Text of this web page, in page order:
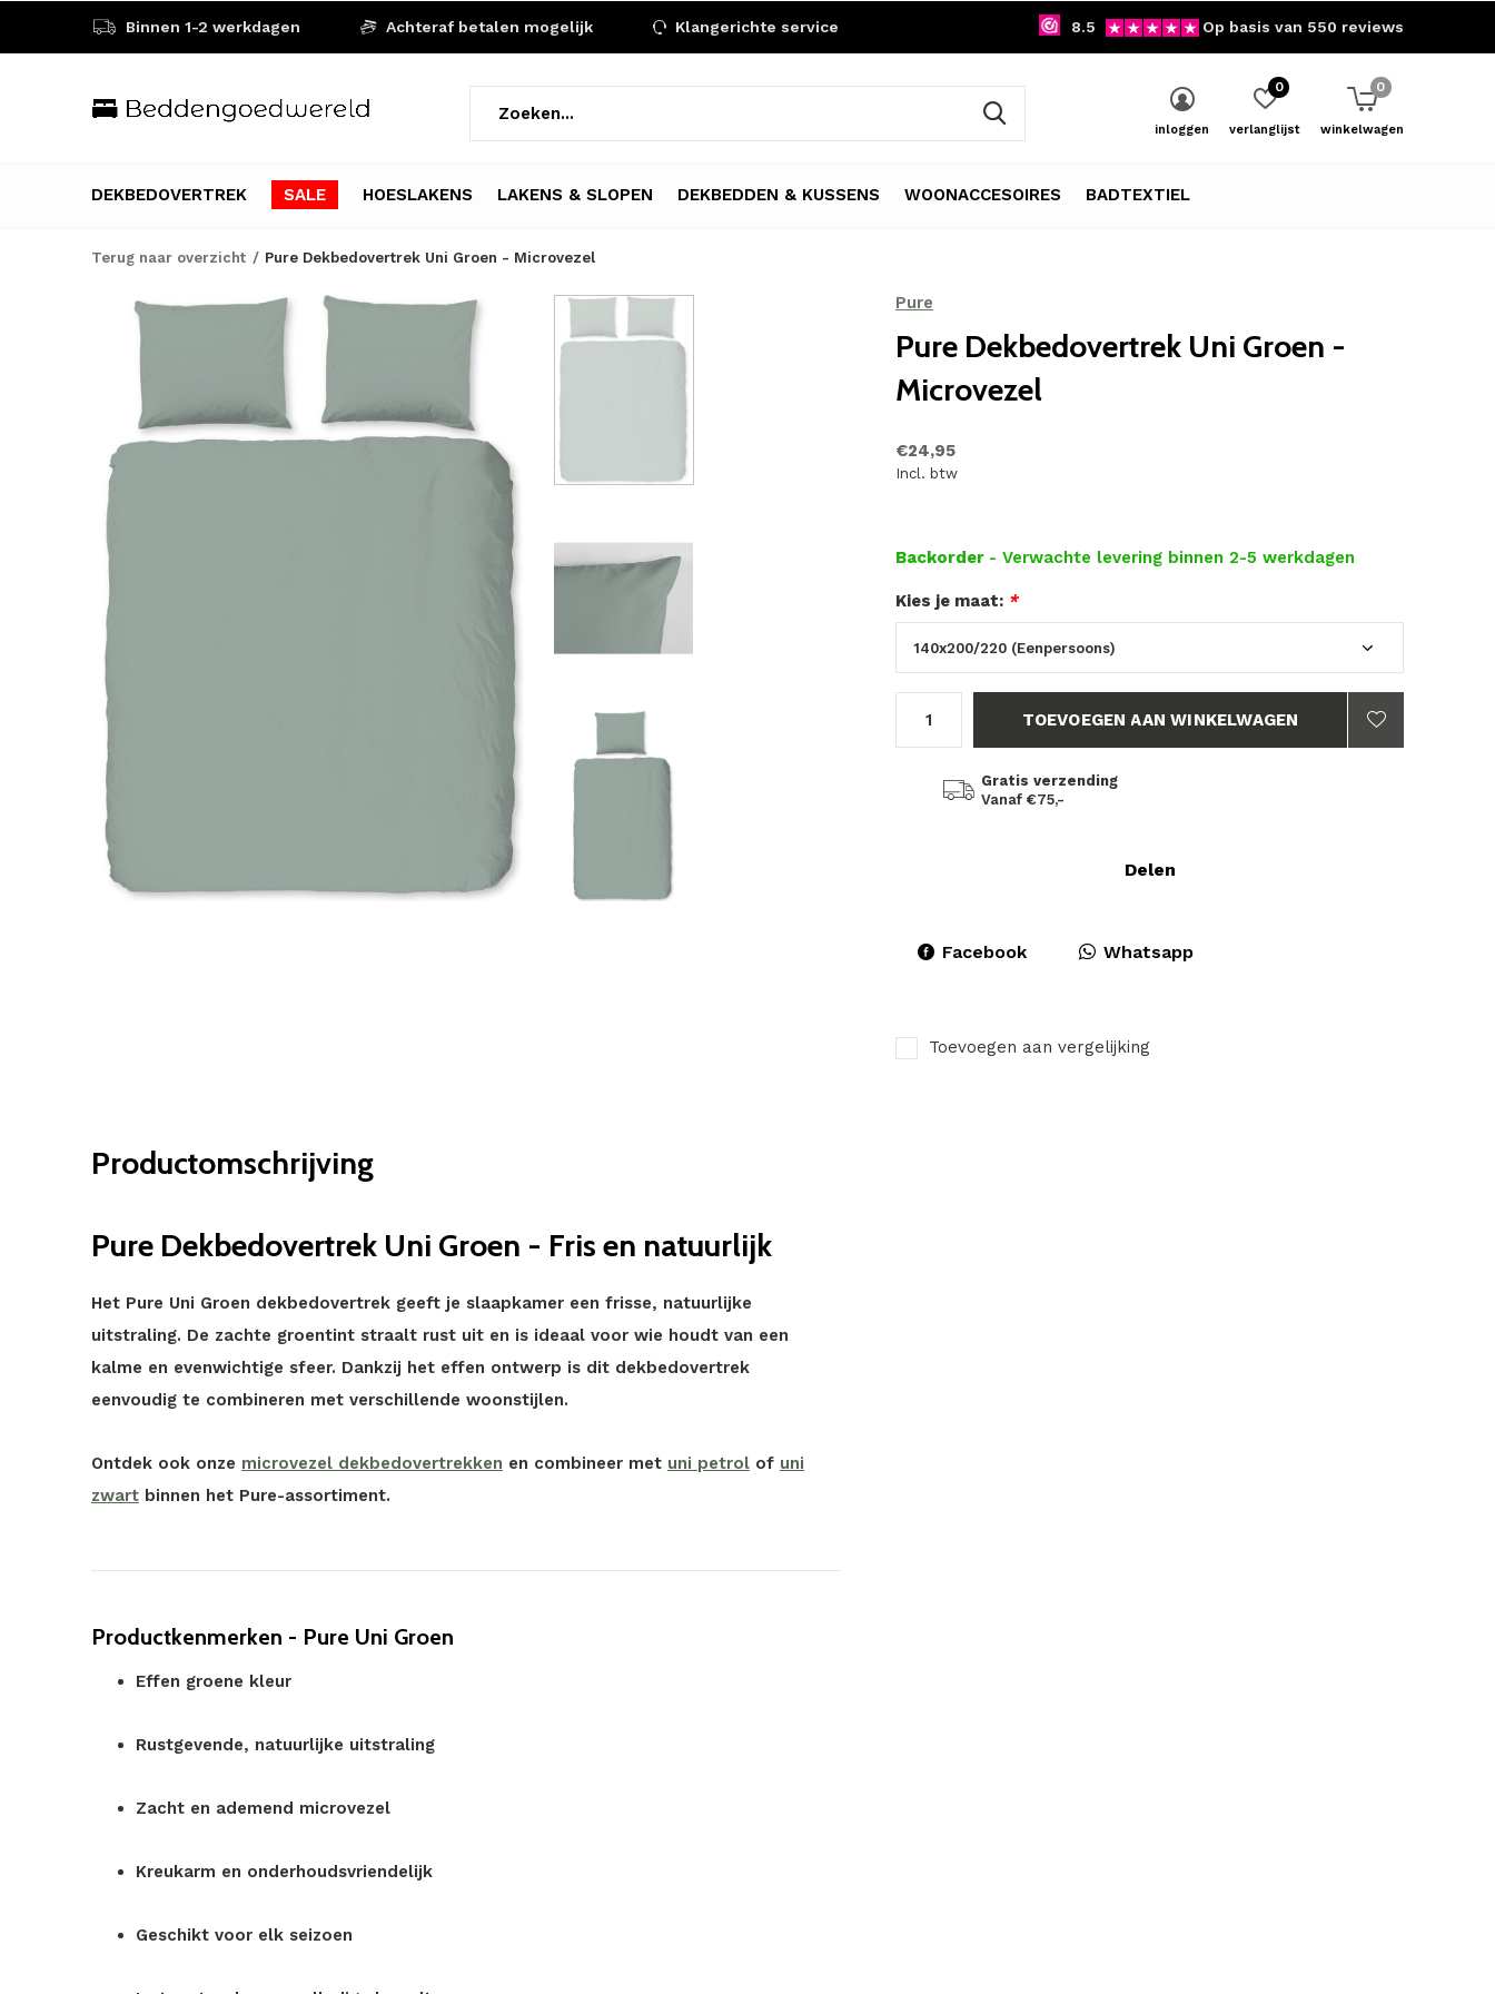
DEKBEDOVERTREK SALE HOESLAKENS LAKENS & SLOPEN DEKBEDDEN & KUSSENS WOONACCESOIRES BADTEXTIEL
inloggen verlanglijst
0
winkelwagen
0
Binnen 1-2 werkdagen Achteraf betalen mogelijk Klangerichte service 8.5 Op basis van 550 reviews
Terug naar overzicht Pure Dekbedovertrek Uni Groen - Microvezel
Pure
Pure Dekbedovertrek Uni Groen -
Microvezel
€24,95
Incl. btw
Backorder - Verwachte levering binnen 2-5 werkdagen
Kies je maat: *
TOEVOEGEN AAN WINKELWAGEN
Gratis verzending
Vanaf €75,-
Delen
Facebook Whatsapp
Toevoegen aan vergelijking
Productomschrijving
Pure Dekbedovertrek Uni Groen - Fris en natuurlijk
Het Pure Uni Groen dekbedovertrek geeft je slaapkamer een frisse, natuurlijke
uitstraling. De zachte groentint straalt rust uit en is ideaal voor wie houdt van een
kalme en evenwichtige sfeer. Dankzij het effen ontwerp is dit dekbedovertrek
eenvoudig te combineren met verschillende woonstijlen.
Ontdek ook onze microvezel dekbedovertrekken en combineer met uni petrol of uni
zwart binnen het Pure-assortiment.
Productkenmerken - Pure Uni Groen
Effen groene kleur
Rustgevende, natuurlijke uitstraling
Zacht en ademend microvezel
Kreukarm en onderhoudsvriendelijk
Geschikt voor elk seizoen